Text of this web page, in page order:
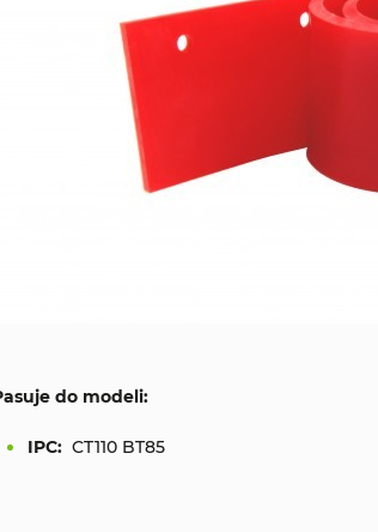
do modeli:
IPC: CT110 BT85